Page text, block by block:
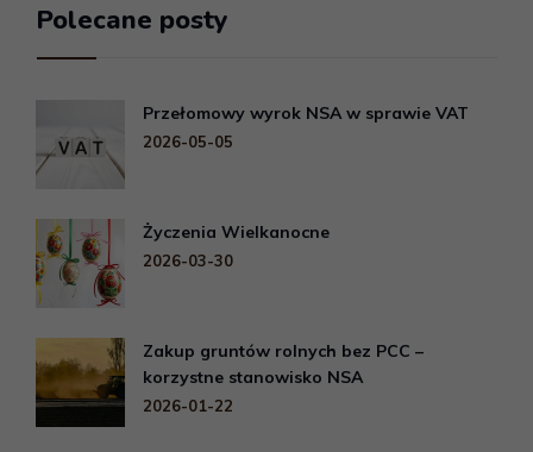
Polecane posty
Przełomowy wyrok NSA w sprawie VAT
2026-05-05
Życzenia Wielkanocne
2026-03-30
Zakup gruntów rolnych bez PCC –
korzystne stanowisko NSA
2026-01-22